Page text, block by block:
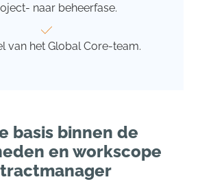
naar beheerfase.
van het Global Core-team.
basis binnen de
en workscope